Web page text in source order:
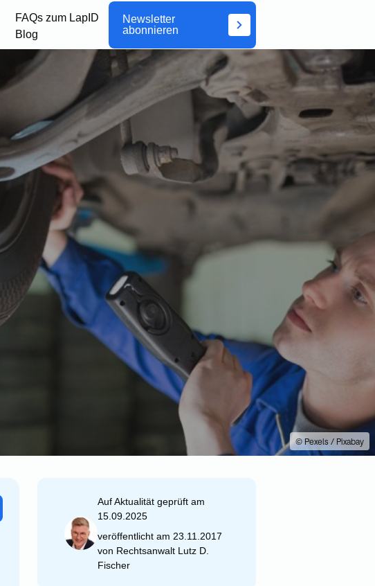
FAQs zum LapID
Blog
Newsletter
abonnieren
© Pexels / Pixabay
Auf Aktualität geprüft am
15.09.2025
veröffentlicht am 23.11.2017
von Rechtsanwalt Lutz D.
Fischer